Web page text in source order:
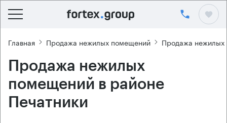
Главная Продажа нежилых помещений Продажа
Продажа нежилых
помещений в районе
Печатники